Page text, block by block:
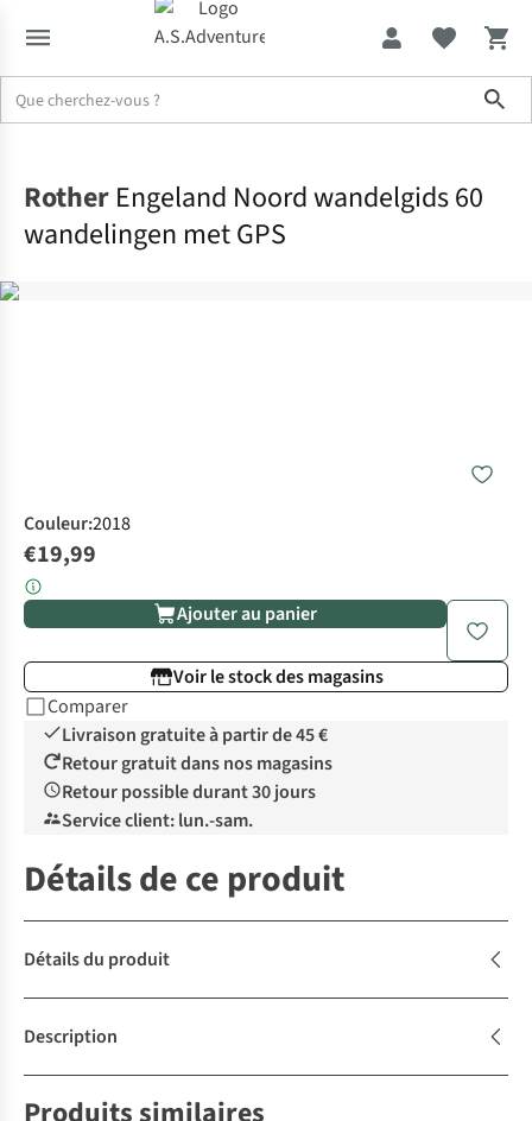
Rother Engeland Noord wandelgids 60
wandelingen met GPS
Couleur:2018
€19,99
Ajouter au panier
Voir le stock des magasins
Comparer
Livraison gratuite à partir de 45 €
Retour gratuit dans nos magasins
Retour possible durant 30 jours
Service client: lun.-sam.
Détails de ce produit
Détails du produit
Description